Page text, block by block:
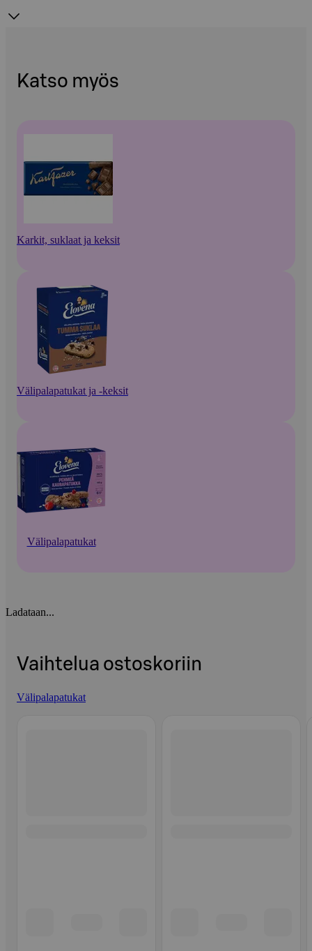
Katso myös
Karkit, suklaat ja keksit
Välipalapatukat ja -keksit
Välipalapatukat
Ladataan...
Vaihtelua ostoskoriin
Välipalapatukat